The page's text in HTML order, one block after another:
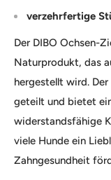
verzehrfertige
Der DIBO Ochsen-
Naturprodukt, das
hergestellt wird.
geteilt und bietet
widerstandsfähige
viele Hunde ein
Zahngesundheit